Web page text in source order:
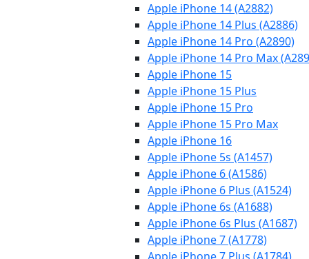
Apple iPhone 14 (A2882)
Apple iPhone 14 Plus (A2886)
Apple iPhone 14 Pro (A2890)
Apple iPhone 14 Pro Max
Apple iPhone 15
Apple iPhone 15 Plus
Apple iPhone 15 Pro
Apple iPhone 15 Pro Max
Apple iPhone 16
Apple iPhone 5s (A1457)
Apple iPhone 6 (A1586)
Apple iPhone 6 Plus (A1524)
Apple iPhone 6s (A1688)
Apple iPhone 6s Plus (A1687)
Apple iPhone 7 (A1778)